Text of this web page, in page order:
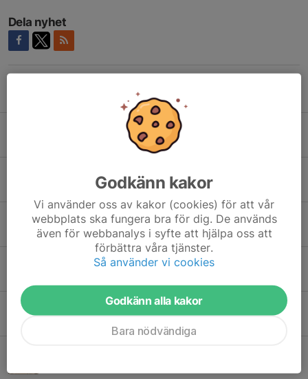
Dela nyhet
Tulkaregattan 2026
19 apr, 19:51 0
Resultat Tulkaregattan 2025
31 aug 2025 0
Tulkaregattan 30 augusti 2025
Årsmöte 2025
Godkänn kakor
Vi använder oss av kakor (cookies) för att vår
webbplats ska fungera bra för dig. De används
även för webbanalys i syfte att hjälpa oss att
förbättra våra tjänster.
Så använder vi cookies
Godkänn alla kakor
Bara nödvändiga